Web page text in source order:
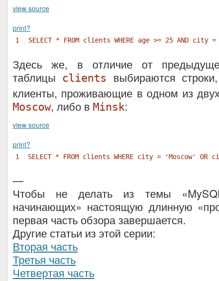
view source
print?
1 SELECT * FROM clients WHERE age >= 25 AND city
Здесь же, в отличие от
таблицы
clients
выбираются
клиенты, проживающие в одном из
Moscow, либо в Minsk:
view source
print?
1 SELECT * FROM clients WHERE city = 'Moscow'
—
Чтобы не делать из темы
начинающих» настоящую длинную
первая часть обзора завершается.
Другие статьи из этой серии:
Вторая часть
Третья часть
Четвертая часть